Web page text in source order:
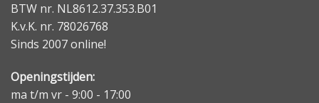
BTW nr. NL8612.37.353.B01
K.v.K. nr. 78026768
Sinds 2007 online!
Openingstijden:
ma t/m vr - 9:00 - 17:00